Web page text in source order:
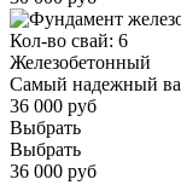
Кол-во свай: 6
Железобетонный
Самый надежный
36 000 руб
Выбрать
Выбрать
36 000 руб